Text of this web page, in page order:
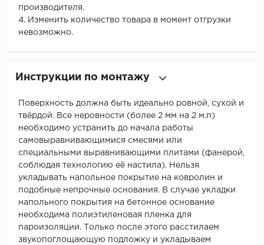
производителя.
4. Изменить количество товара в момент отгрузки
невозможно.
Инструкции по монтажу
Поверхность должна быть идеально ровной, сухой и
твёрдой. Все неровности (более 2 мм на 2 м.п)
необходимо устранить до начала работы
самовыравнивающимися смесями или
специальными выравнивающими плитами (фанерой,
соблюдая технологию её настила). Нельзя
укладывать напольное покрытие на ковролин и
подобные непрочные основания. В случае укладки
напольного покрытия на бетонное основание
необходима полиэтиленовая пленка для
пароизоляции. Только после этого расстилаем
звукопоглощающую подложку и укладываем